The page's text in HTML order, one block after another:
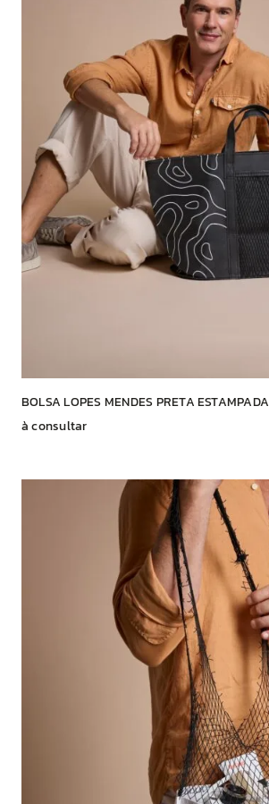
BOLSA LOPES MENDES PRETA ESTAMPADA
à consultar